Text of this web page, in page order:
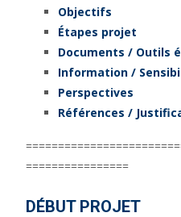
Objectifs
Étapes projet
Documents / Outils
Information /
Perspectives
Références /
================
DÉBUT PROJET